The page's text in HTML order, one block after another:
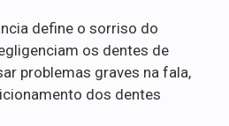
define o sorriso do
os dentes de
problemas graves na fala,
dos dentes